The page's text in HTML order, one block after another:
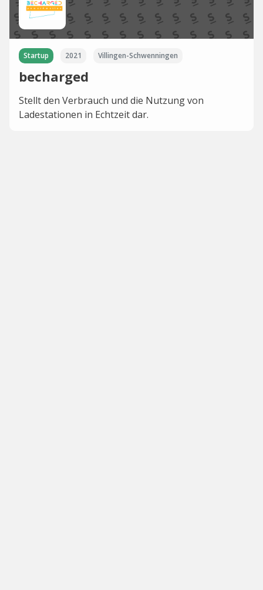
Startup 2021 Villingen-Schwenningen
becharged
Stellt den Verbrauch und die Nutzung von
Ladestationen in Echtzeit dar.